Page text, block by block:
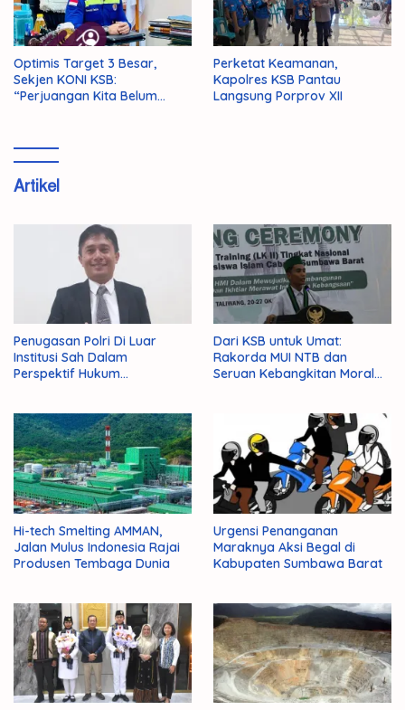
Optimis Target 3 Besar,
Sekjen KONI KSB:
“Perjuangan Kita Belum
Perketat Keamanan,
Kapolres KSB Pantau
Langsung Porprov XII
Artikel
Penugasan Polri Di Luar
Institusi Sah Dalam
Perspektif Hukum
Dari KSB untuk Umat:
Rakorda MUI NTB dan
Seruan Kebangkitan Moral
Hi-tech Smelting AMMAN,
Jalan Mulus Indonesia Rajai
Produsen Tembaga Dunia
Urgensi Penanganan
Maraknya Aksi Begal di
Kabupaten Sumbawa Barat